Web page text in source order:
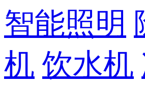
智能照明
机 饮水机